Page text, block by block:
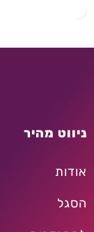
ניווט מהיר
אודות
הסגל